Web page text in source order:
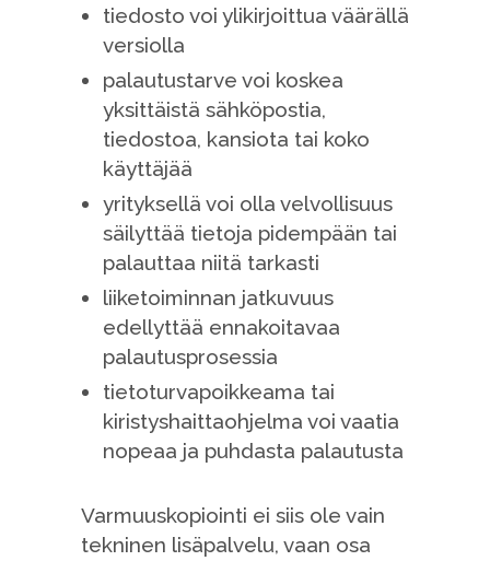
tiedosto voi ylikirjoittua väärällä
versiolla
palautustarve voi koskea
yksittäistä sähköpostia,
tiedostoa, kansiota tai koko
käyttäjää
yrityksellä voi olla velvollisuus
säilyttää tietoja pidempään tai
palauttaa niitä tarkasti
liiketoiminnan jatkuvuus
edellyttää ennakoitavaa
palautusprosessia
tietoturvapoikkeama tai
kiristyshaittaohjelma voi vaatia
nopeaa ja puhdasta palautusta
Varmuuskopiointi ei siis ole vain
tekninen lisäpalvelu, vaan osa